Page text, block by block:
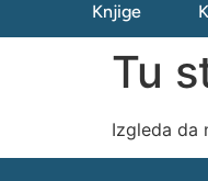
Knjige
Tu
Izgleda da